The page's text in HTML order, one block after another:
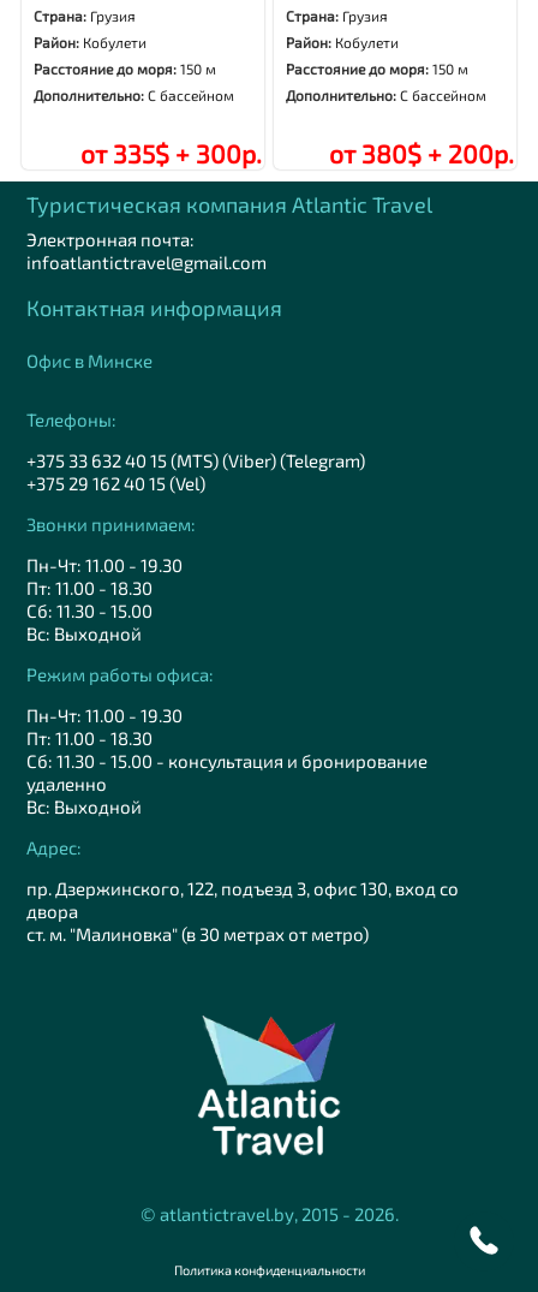
Страна: Грузия
Район: Кобулети
Расстояние до моря:150 м
Дополнительно:С бассейном
от 335$ + 300р.
Страна: Грузия
Район: Кобулети
Расстояние до моря:150 м
Дополнительно:С бассейном
от 380$ + 200р.
Туристическая компания Аtlantic Travel
Электронная почта:
infoatlantictravel@gmail.com
Контактная информация
Офис в Минске
Телефоны:
+375 33 632 40 15 (MTS) (Viber) (Telegram)
+375 29 162 40 15 (Vel)
Звонки принимаем:
Пн-Чт: 11.00 - 19.30
Пт: 11.00 - 18.30
Сб: 11.30 - 15.00
Вс: Выходной
Режим работы офиса:
Пн-Чт: 11.00 - 19.30
Пт: 11.00 - 18.30
Сб: 11.30 - 15.00 - консультация и бронирование
удаленно
Вс: Выходной
Адрес:
пр. Дзержинского, 122, подъезд 3, офис 130, вход со
двора
ст. м. "Малиновка" (в 30 метрах от метро)
© atlantictravel.by, 2015 - 2026.
Политика конфиденциальности